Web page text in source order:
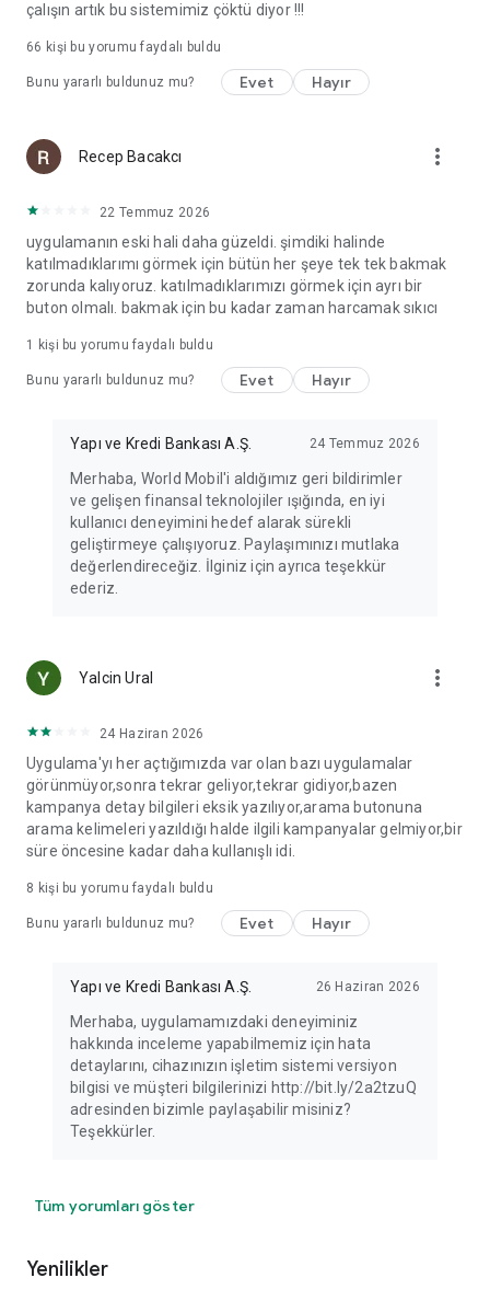
çalışın artık bu sistemimiz çöktü diyor !!!
66 kişi bu yorumu faydalı buldu
Bunu yararlı buldunuz mu? Evet Hayır
Recep Bacakcı more_vert
22 Temmuz 2026
uygulamanın eski hali daha güzeldi. şimdiki halinde
katılmadıklarımı görmek için bütün her şeye tek tek bakmak
zorunda kalıyoruz. katılmadıklarımızı görmek için ayrı bir
buton olmalı. bakmak için bu kadar zaman harcamak sıkıcı
1 kişi bu yorumu faydalı buldu
Bunu yararlı buldunuz mu? Evet Hayır
Yapı ve Kredi Bankası A.Ş. 24 Temmuz 2026
Merhaba, World Mobil'i aldığımız geri bildirimler
ve gelişen finansal teknolojiler ışığında, en iyi
kullanıcı deneyimini hedef alarak sürekli
geliştirmeye çalışıyoruz. Paylaşımınızı mutlaka
değerlendireceğiz. İlginiz için ayrıca teşekkür
ederiz.
Yalcin Ural more_vert
24 Haziran 2026
Uygulama'yı her açtığımızda var olan bazı uygulamalar
görünmüyor,sonra tekrar geliyor,tekrar gidiyor,bazen
kampanya detay bilgileri eksik yazılıyor,arama butonuna
arama kelimeleri yazıldığı halde ilgili kampanyalar gelmiyor,bir
süre öncesine kadar daha kullanışlı idi.
8 kişi bu yorumu faydalı buldu
Bunu yararlı buldunuz mu? Evet Hayır
Yapı ve Kredi Bankası A.Ş. 26 Haziran 2026
Merhaba, uygulamamızdaki deneyiminiz
hakkında inceleme yapabilmemiz için hata
detaylarını, cihazınızın işletim sistemi versiyon
bilgisi ve müşteri bilgilerinizi http://bit.ly/2a2tzuQ
adresinden bizimle paylaşabilir misiniz?
Teşekkürler.
Tüm yorumları göster
Yenilikler